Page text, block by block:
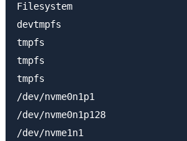
Filesystem
devtmpfs
tmpfs
tmpfs
tmpfs
/dev/nvme0n1p1
/dev/nvme0n1p128
/dev/nvme1n1